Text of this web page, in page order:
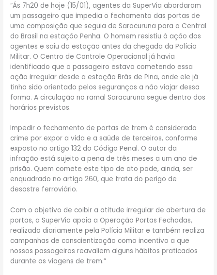
“Ás 7h20 de hoje (15/01), agentes da SuperVia abordaram
um passageiro que impedia o fechamento das portas de
uma composição que seguia de Saracuruna para a Central
do Brasil na estação Penha. O homem resistiu à ação dos
agentes e saiu da estação antes da chegada da Polícia
Militar. O Centro de Controle Operacional já havia
identificado que o passageiro estava cometendo essa
ação irregular desde a estação Brás de Pina, onde ele já
tinha sido orientado pelos seguranças a não viajar dessa
forma. A circulação no ramal Saracuruna segue dentro dos
horários previstos.
Impedir o fechamento de portas de trem é considerado
crime por expor a vida e a saúde de terceiros, conforme
exposto no artigo 132 do Código Penal. O autor da
infração está sujeito a pena de três meses a um ano de
prisão. Quem comete este tipo de ato pode, ainda, ser
enquadrado no artigo 260, que trata do perigo de
desastre ferroviário.
Com o objetivo de coibir a atitude irregular de abertura de
portas, a SuperVia apoia a Operação Portas Fechadas,
realizada diariamente pela Polícia Militar e também realiza
campanhas de conscientização como incentivo a que
nossos passageiros reavaliem alguns hábitos praticados
durante as viagens de trem.”